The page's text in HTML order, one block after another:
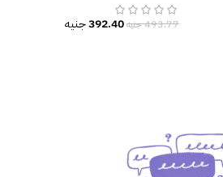
493.77جنيه392.40جنيه